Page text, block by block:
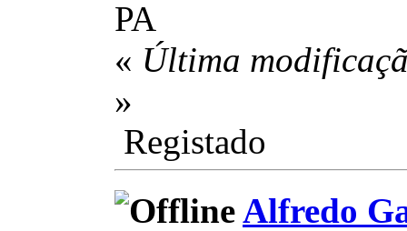
PA
« Última
»
Registado
Alfredo